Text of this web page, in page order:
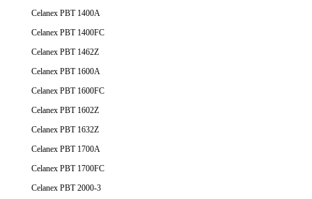
Celanex PBT 1400A
Celanex PBT 1400FC
Celanex PBT 1462Z
Celanex PBT 1600A
Celanex PBT 1600FC
Celanex PBT 1602Z
Celanex PBT 1632Z
Celanex PBT 1700A
Celanex PBT 1700FC
Celanex PBT 2000-3